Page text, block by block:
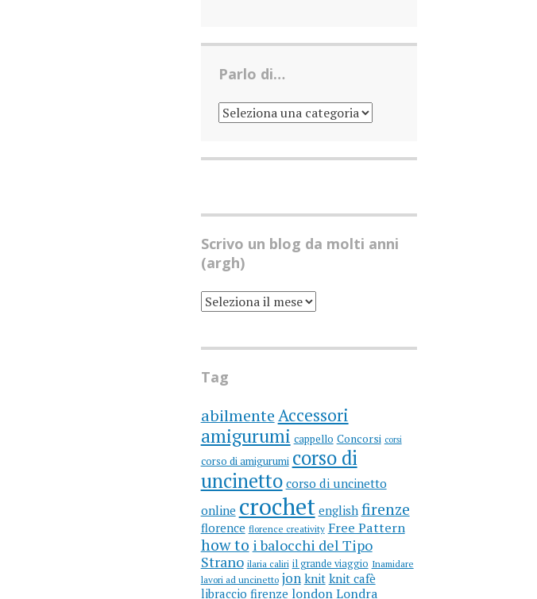
Parlo di…
PARLO
DI…
Scrivo un blog da molti anni
(argh)
SCRIVO
UN
MOLTI
(ARGH)
Tag
abilmenteAccessori
amigurumi cappello Concorsi corsi
corso di amigurumi corso di
uncinetto corso di uncinetto
online crochet english firenze
florence florence creativity Free Pattern
how to i balocchi del Tipo
Strano ilaria caliri il grande viaggio Inamidare
lavori ad uncinetto jon knit knit cafè
libraccio firenze london Londra